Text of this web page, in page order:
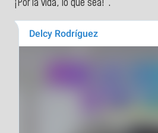
¡Por la vida, lo que sea!”.